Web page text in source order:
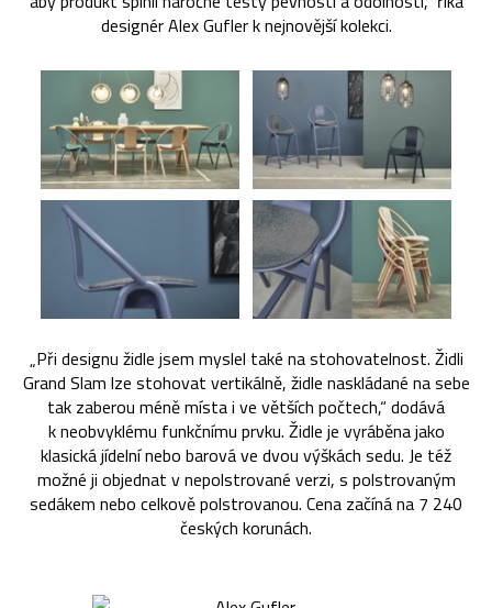
designér Alex Gufler k nejnovější kolekci.
„Při designu židle jsem myslel také na stohovatelnost. Židli
Grand Slam lze stohovat vertikálně, židle naskládané na sebe
tak zaberou méně místa i ve větších počtech,“ dodává
k neobvyklému funkčnímu prvku. Židle je vyráběna jako
klasická jídelní nebo barová ve dvou výškách sedu. Je též
možné ji objednat v nepolstrované verzi, s polstrovaným
sedákem nebo celkově polstrovanou. Cena začíná na 7 240
českých korunách.